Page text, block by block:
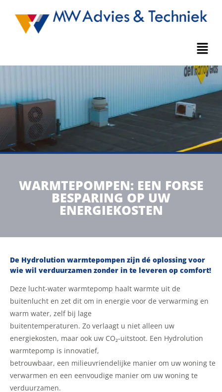
WARMTEPOMPEN: EEN FORSE
BESPARING OP UW
ENERGIEKOSTEN
De Hydrolution warmtepompen zijn dé oplossing voor
wie wil verduurzamen zonder in te leveren op comfort!
Deze lucht-water warmtepomp haalt warmte uit de
buitenlucht en zet dit om in energie voor de verwarming en
warm water, zelf bij lage
buitentemperaturen. Zo verlaagt u niet alleen uw
energiekosten, maar ook uw CO₂-uitstoot. Een Hydrolution
warmtepomp is innovatief,
betrouwbaar, een milieuvriendelijke manier om uw woning te
verwarmen en een eenvoudige manier om uw woning te
verduurzamen.